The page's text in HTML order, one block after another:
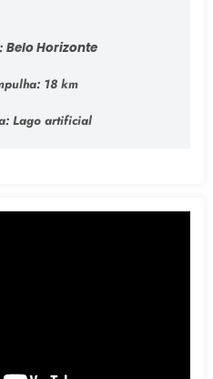
Belo Horizonte
18 km
: Lago artificial